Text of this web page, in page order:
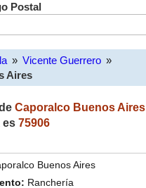
Postal
» Vicente Guerrero »
Aires
Caporalco Buenos Aires
es 75906
Buenos Aires
Ranchería